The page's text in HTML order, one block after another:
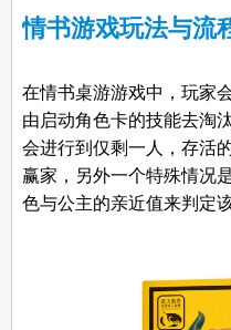
情书游戏玩法与流
在情书桌游游戏中，玩家
由启动角色卡的技能去淘
会进行到仅剩一人，存活
赢家，另外一个特殊情况
色与公主的亲近值来判定